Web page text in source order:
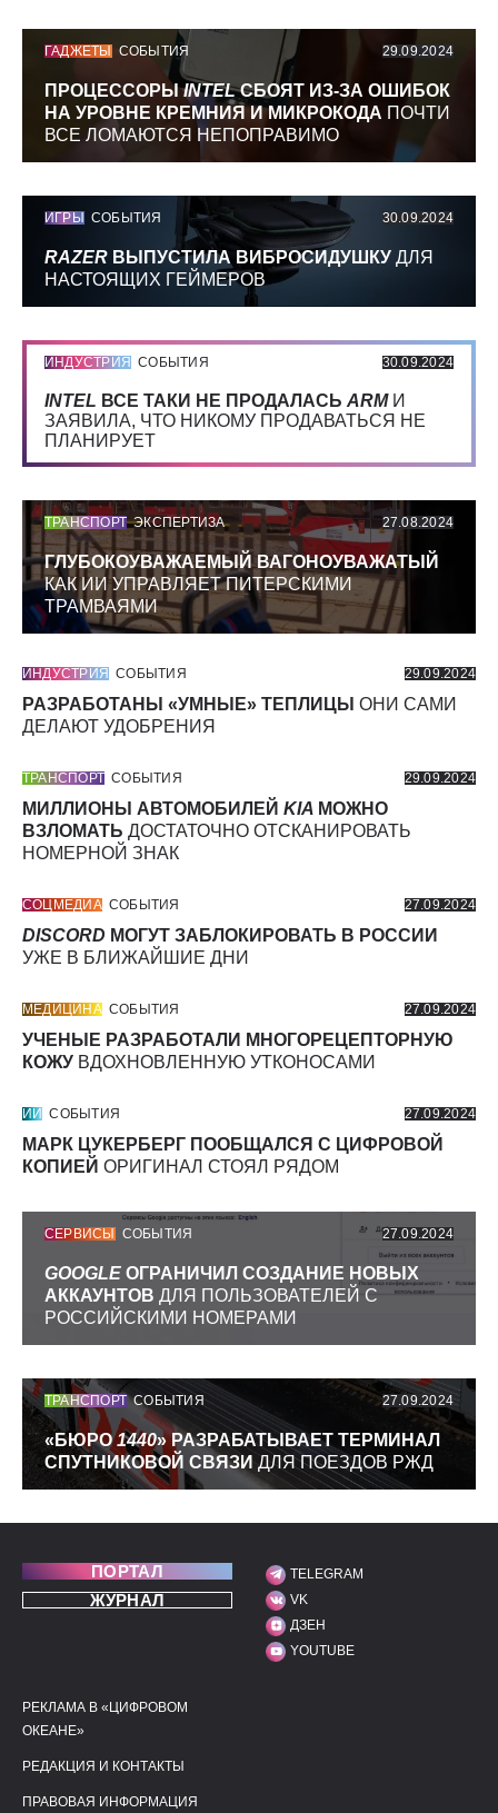
ГАДЖЕТЫ СОБЫТИЯ 29.09.2024
ПРОЦЕССОРЫINTELСБОЯТ ИЗ-ЗА ОШИБОК
НА УРОВНЕ КРЕМНИЯ И МИКРОКОДА ПОЧТИ
ВСЕ ЛОМАЮТСЯ НЕПОПРАВИМО
ИГРЫ СОБЫТИЯ 30.09.2024
RAZER ВЫПУСТИЛА ВИБРОСИДУШКУ ДЛЯ
НАСТОЯЩИХ ГЕЙМЕРОВ
ИНДУСТРИЯ СОБЫТИЯ 30.09.2024
INTEL ВСЕ ТАКИ НЕ ПРОДАЛАСЬ ARMИ
ЗАЯВИЛА, ЧТО НИКОМУ ПРОДАВАТЬСЯ НЕ
ПЛАНИРУЕТ
ТРАНСПОРТ ЭКСПЕРТИЗА 27.08.2024
ГЛУБОКОУВАЖАЕМЫЙ ВАГОНОУВАЖАТЫЙ
КАК ИИ УПРАВЛЯЕТ ПИТЕРСКИМИ
ТРАМВАЯМИ
ИНДУСТРИЯ СОБЫТИЯ 29.09.2024
РАЗРАБОТАНЫ «УМНЫЕ» ТЕПЛИЦЫ ОНИ САМИ
ДЕЛАЮТ УДОБРЕНИЯ
ТРАНСПОРТ СОБЫТИЯ 29.09.2024
МИЛЛИОНЫ АВТОМОБИЛЕЙ KIA МОЖНО
ВЗЛОМАТЬ ДОСТАТОЧНО ОТСКАНИРОВАТЬ
НОМЕРНОЙ ЗНАК
СОЦМЕДИА СОБЫТИЯ 27.09.2024
DISCORD МОГУТ ЗАБЛОКИРОВАТЬ В РОССИИ
УЖЕ В БЛИЖАЙШИЕ ДНИ
МЕДИЦИНА СОБЫТИЯ 27.09.2024
УЧЕНЫЕ РАЗРАБОТАЛИ МНОГОРЕЦЕПТОРНУЮ
КОЖУ ВДОХНОВЛЕННУЮ УТКОНОСАМИ
ИИ СОБЫТИЯ 27.09.2024
МАРК ЦУКЕРБЕРГ ПООБЩАЛСЯ С ЦИФРОВОЙ
КОПИЕЙ ОРИГИНАЛ СТОЯЛ РЯДОМ
СЕРВИСЫ СОБЫТИЯ 27.09.2024
GOOGLE ОГРАНИЧИЛ СОЗДАНИЕ НОВЫХ
АККАУНТОВ ДЛЯ ПОЛЬЗОВАТЕЛЕЙ С
РОССИЙСКИМИ НОМЕРАМИ
ТРАНСПОРТ СОБЫТИЯ 27.09.2024
«БЮРО1440» РАЗРАБАТЫВАЕТ ТЕРМИНАЛ
СПУТНИКОВОЙ СВЯЗИ ДЛЯ ПОЕЗДОВ РЖД
ПОРТАЛ
ЖУРНАЛ
МЫ В СОЦИАЛЬНЫХ
TELEGRAM
VK
ДЗЕН
YOUTUBE
ПОЛЕЗНЫЕ ССЫЛКИ
РЕКЛАМА В «ЦИФРОВОМ
ОКЕАНЕ»
РЕДАКЦИЯ И КОНТАКТЫ
ПРАВОВАЯ ИНФОРМАЦИЯ